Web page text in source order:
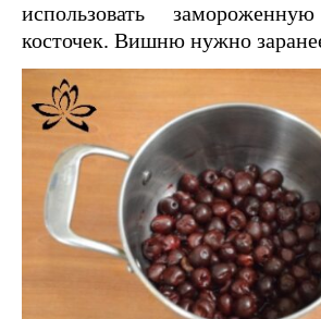
использовать
косточек. Вишню нужно